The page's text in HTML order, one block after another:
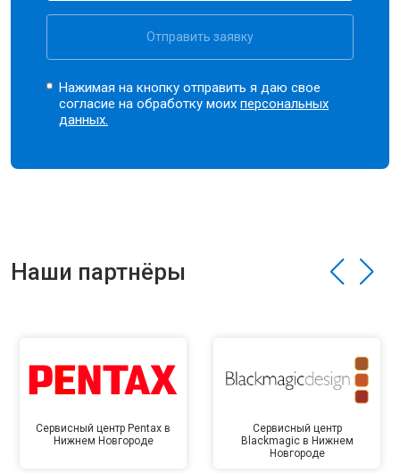
Отправить заявку
Нажимая на кнопку отправить я даю свое
согласие на обработку моихперсональных
данных.
Наши партнёры
Сервисный центр Pentax в
Нижнем Новгороде
Сервисный центр
Blackmagic в Нижнем
Новгороде